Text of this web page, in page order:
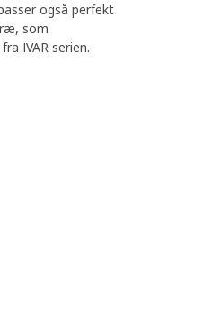
også perfekt
som
IVAR serien.